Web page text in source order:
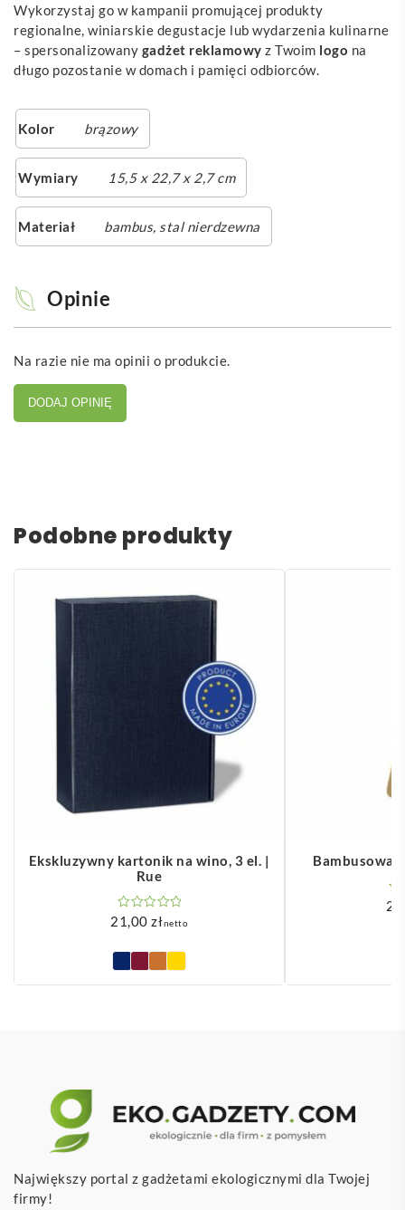
Wykorzystaj go w kampanii promującej produkty
regionalne, winiarskie degustacje lub wydarzenia kulinarne
– spersonalizowany gadżet reklamowy z Twoim logo na
długo pozostanie w domach i pamięci odbiorców.
Kolor brązowy
Wymiary 15,5 x 22,7 x 2,7 cm
Materiał bambus, stal nierdzewna
Opinie
Na razie nie ma opinii o produkcie.
DODAJ OPINIĘ
Podobne produkty
Ekskluzywny kartonik na wino, 3 el. |
Rue
21,00 złnetto
Bambusowa
Największy portal z gadżetami ekologicznymi dla Twojej
firmy!